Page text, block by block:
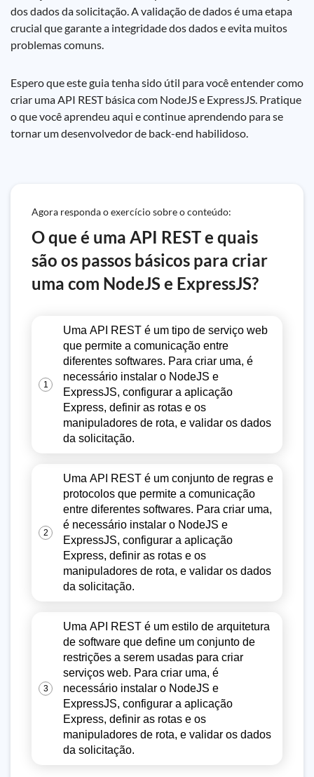
dos dados da solicitação. A validação de dados é uma etapa
crucial que garante a integridade dos dados e evita muitos
problemas comuns.
Espero que este guia tenha sido útil para você entender como
criar uma API REST básica com NodeJS e ExpressJS. Pratique
o que você aprendeu aqui e continue aprendendo para se
tornar um desenvolvedor de back-end habilidoso.
Agora responda o exercício sobre o conteúdo:
O que é uma API REST e quais
são os passos básicos para criar
uma com NodeJS e ExpressJS?
1
Uma API REST é um tipo de serviço web
que permite a comunicação entre
diferentes softwares. Para criar uma, é
necessário instalar o NodeJS e
ExpressJS, configurar a aplicação
Express, definir as rotas e os
manipuladores de rota, e validar os dados
da solicitação.
2
Uma API REST é um conjunto de regras e
protocolos que permite a comunicação
entre diferentes softwares. Para criar uma,
é necessário instalar o NodeJS e
ExpressJS, configurar a aplicação
Express, definir as rotas e os
manipuladores de rota, e validar os dados
da solicitação.
3
Uma API REST é um estilo de arquitetura
de software que define um conjunto de
restrições a serem usadas para criar
serviços web. Para criar uma, é
necessário instalar o NodeJS e
ExpressJS, configurar a aplicação
Express, definir as rotas e os
manipuladores de rota, e validar os dados
da solicitação.